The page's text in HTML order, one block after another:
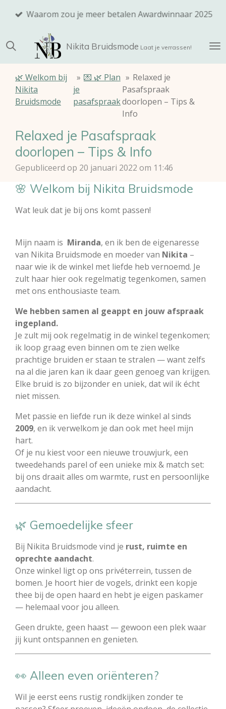
de
hoofdinhoud
Nikita Bruidsmode Laat je verrassen!
Waarom zou je meer betalen Awardwinnaar 2025
🌿 Welkom bij
Nikita
Bruidsmode
» 💌 🌿 Plan
je
pasafspraak
» Relaxed je
Pasafspraak
doorlopen – Tips &
Info
Relaxed je Pasafspraak
doorlopen – Tips & Info
Gepubliceerd op 20 januari 2022 om 11:46
🌸 Welkom bij Nikita Bruidsmode
Wat leuk dat je bij ons komt passen!
Mijn naam is Miranda, en ik ben de eigenaresse
van Nikita Bruidsmode en moeder van Nikita –
naar wie ik de winkel met liefde heb vernoemd. Je
zult haar hier ook regelmatig tegenkomen, samen
met ons enthousiaste team.
We hebben samen al geappt en jouw afspraak
ingepland.
Je zult mij ook regelmatig in de winkel tegenkomen;
ik loop graag even binnen om te zien welke
prachtige bruiden er staan te stralen — want zelfs
na al die jaren kan ik daar geen genoeg van krijgen.
Elke bruid is zo bijzonder en uniek, dat wil ik écht
niet missen.
Met passie en liefde run ik deze winkel al sinds
2009, en ik verwelkom je dan ook met heel mijn
hart.
Of je nu kiest voor een nieuwe trouwjurk, een
tweedehands parel of een unieke mix & match set:
bij ons draait alles om warmte, rust en persoonlijke
aandacht.
🌿 Gemoedelijke sfeer
Bij Nikita Bruidsmode vind je rust, ruimte en
oprechte aandacht.
Onze winkel ligt op ons privéterrein, tussen de
bomen. Je hoort hier de vogels, drinkt een kopje
thee bij de open haard en hebt je eigen paskamer
— helemaal voor jou alleen.
Geen drukte, geen haast — gewoon een plek waar
jij kunt ontspannen en genieten.
👀 Alleen even oriënteren?
Wil je eerst eens rustig rondkijken zonder te